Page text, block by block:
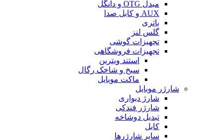
مبدل OTG و دانگل
AUX و کابل صدا
باتری
گلس لنز
تجهیزات گوشی
تجهیزات فروشگاهی
استند ویترین
سیخ و شاخک رگال
ماکت موبایل
شارژر موبایل
شارژ دیواری
شارژر فندکی
تبدیل دوشاخه
کابل
سایر شارژرها